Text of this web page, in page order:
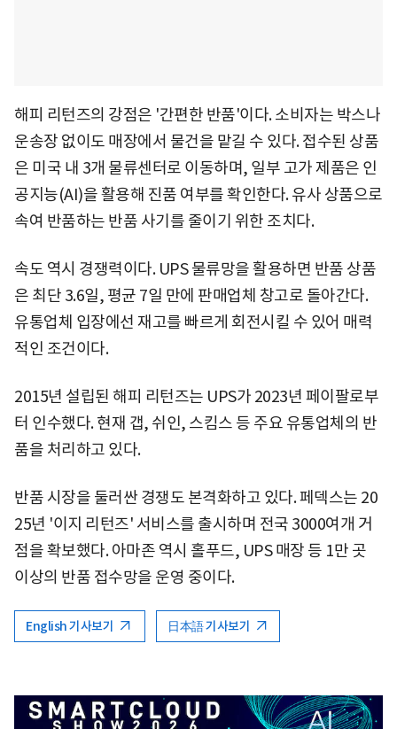
해피 리턴즈의 강점은 '간편한 반품'이다. 소비자는 박스나
운송장 없이도 매장에서 물건을 맡길 수 있다. 접수된 상품
은 미국 내 3개 물류센터로 이동하며, 일부 고가 제품은 인
공지능(AI)을 활용해 진품 여부를 확인한다. 유사 상품으로
속여 반품하는 반품 사기를 줄이기 위한 조치다.
속도 역시 경쟁력이다. UPS 물류망을 활용하면 반품 상품
은 최단 3.6일, 평균 7일 만에 판매업체 창고로 돌아간다.
유통업체 입장에선 재고를 빠르게 회전시킬 수 있어 매력
적인 조건이다.
2015년 설립된 해피 리턴즈는 UPS가 2023년 페이팔로부
터 인수했다. 현재 갭, 쉬인, 스킴스 등 주요 유통업체의 반
품을 처리하고 있다.
반품 시장을 둘러싼 경쟁도 본격화하고 있다. 페덱스는 20
25년 '이지 리턴즈' 서비스를 출시하며 전국 3000여개 거
점을 확보했다. 아마존 역시 홀푸드, UPS 매장 등 1만 곳
이상의 반품 접수망을 운영 중이다.
English 기사보기 日本語 기사보기